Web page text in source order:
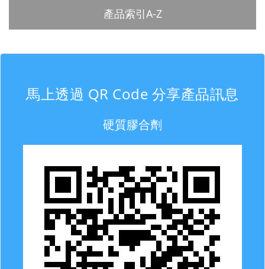
產品索引A-Z
馬上透過 QR Code 分享產品訊息
硬質膠合劑